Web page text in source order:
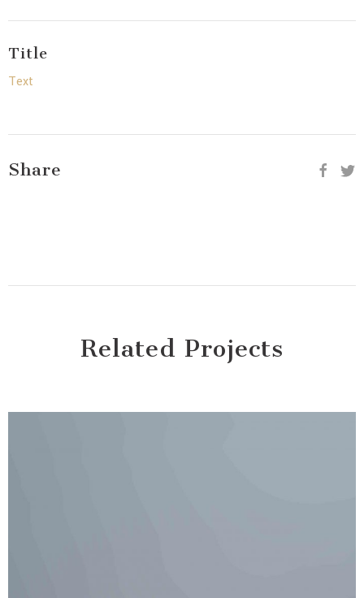
Title
Text
Share
Related Projects